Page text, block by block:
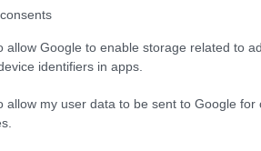
allow Google to enable storage related to
identifiers in apps.
allow my user data to be sent to Google for